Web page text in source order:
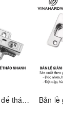
Bản lề giảm chấn đế tháo nhanh - loại cong vừa 1201.2.01042